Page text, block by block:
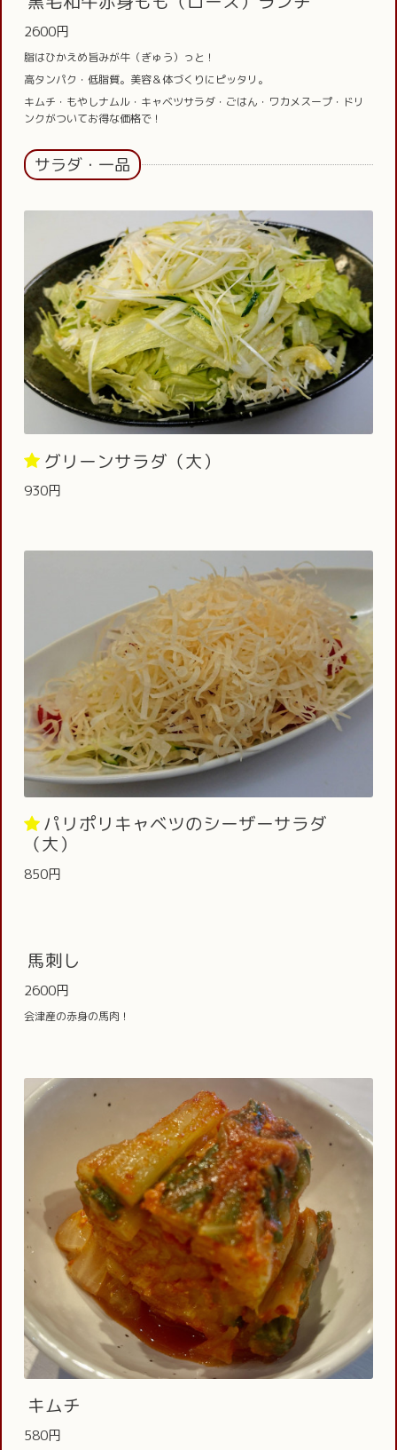
2600円
脂はひかえめ旨みが牛（ぎゅう）っと！
高タンパク・低脂質。美容＆体づくりにピッタリ。
キムチ・もやしナムル・キャベツサラダ・ごはん・ワカメスープ・ドリ
ンクがついてお得な価格で！
サラダ・一品
グリーンサラダ（大）
930円
パリポリキャベツのシーザーサラダ
（大）
850円
馬刺し
2600円
会津産の赤身の馬肉！
キムチ
580円